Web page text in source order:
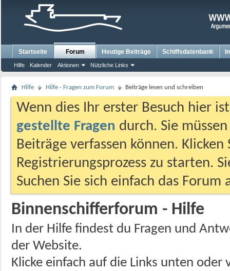
Startseite Forum
Hilfe Kalender Aktionen Nützliche Links
Heutige Beiträge Schiffsdatenbank
Hilfe Hilfe - Fragen zum Forum Beiträge lesen und schreiben
Wenn dies Ihr erster Besuch hier
gestellte Fragen durch. Sie
Beiträge verfassen können.
Registrierungsprozess zu starten.
Suchen Sie sich einfach das
Binnenschifferforum - Hilfe
In der Hilfe findest du Fragen und
der Website.
Klicke einfach auf die Links unten